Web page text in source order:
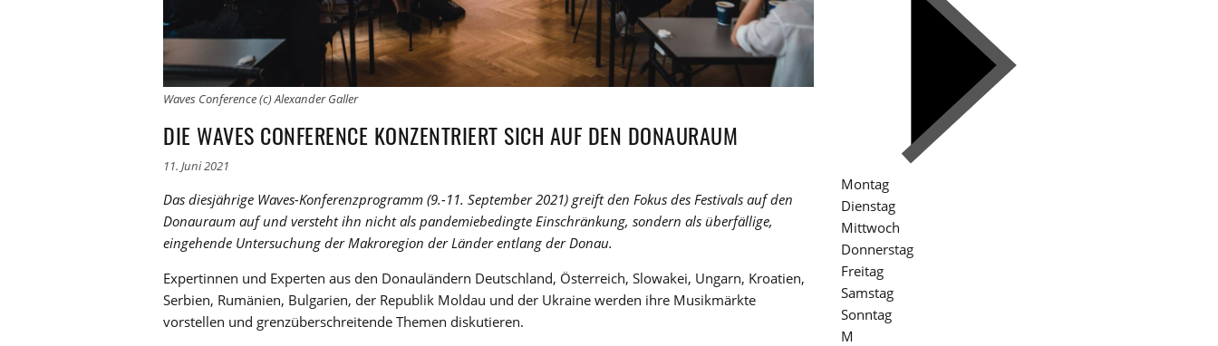
Waves Conference (c) Alexander Galler
DIE WAVES CONFERENCE KONZENTRIERT SICH AUF DEN DONAURAUM
11. Juni 2021
Das diesjährige Waves-Konferenzprogramm (9.-11. September 2021) greift den Fokus des Festivals auf den
Donauraum auf und versteht ihn nicht als pandemiebedingte Einschränkung, sondern als überfällige,
eingehende Untersuchung der Makroregion der Länder entlang der Donau.
Expertinnen und Experten aus den Donauländern Deutschland, Österreich, Slowakei, Ungarn, Kroatien,
Serbien, Rumänien, Bulgarien, der Republik Moldau und der Ukraine werden ihre Musikmärkte
vorstellen und grenzüberschreitende Themen diskutieren.
Montag
Dienstag
Mittwoch
Donnerstag
Freitag
Samstag
Sonntag
M